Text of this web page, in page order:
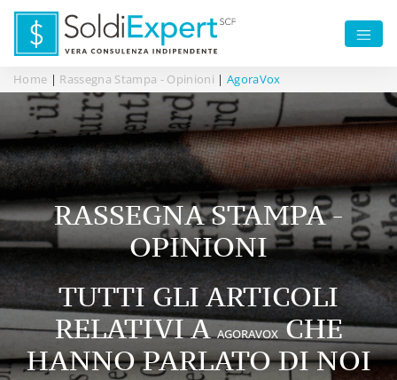
Home | Rassegna Stampa - Opinioni |AgoraVox
RASSEGNA STAMPA -
OPINIONI
TUTTI GLI ARTICOLI
RELATIVI AAGORAVOXCHE
HANNO PARLATO DI NOI